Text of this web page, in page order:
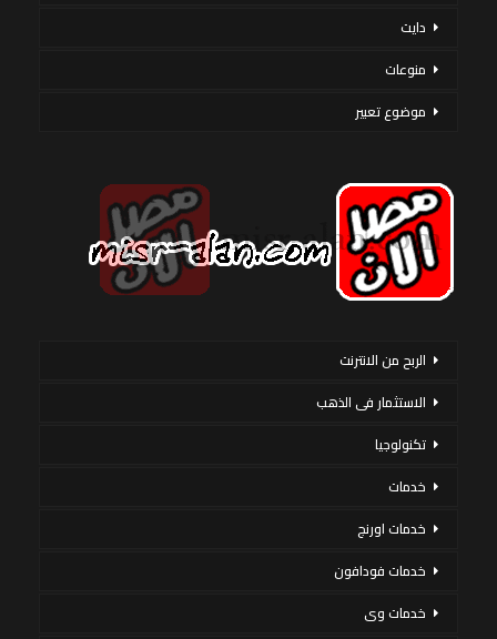
دايت
منوعات
موضوع تعبير
الربح من الانترنت
الاستثمار فى الذهب
تكنولوجيا
خدمات
خدمات اورنج
خدمات فودافون
خدمات وى